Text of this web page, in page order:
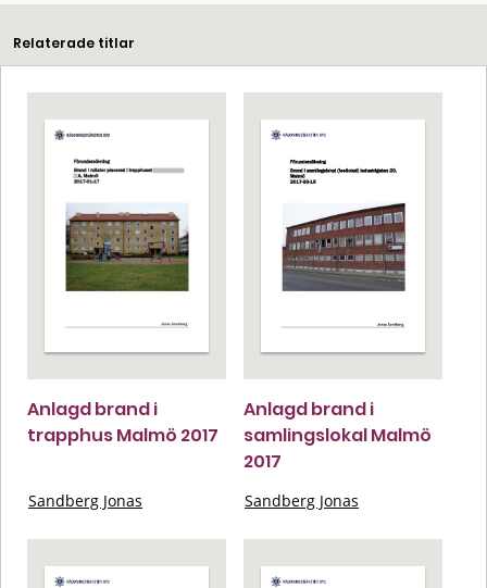
Relaterade titlar
Anlagd brand i
trapphus Malmö 2017
Sandberg Jonas
Anlagd brand i
samlingslokal Malmö
2017
Sandberg Jonas